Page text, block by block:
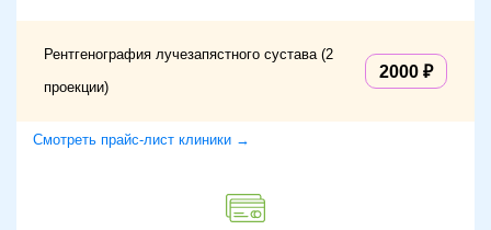
Рентгенография лучезапястного сустава (2
проекции)
2000
Смотреть прайс-лист клиники →